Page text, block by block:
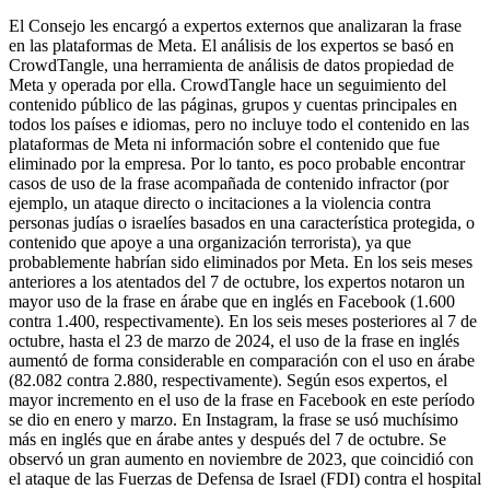
El Consejo les encargó a expertos externos que analizaran la frase
en las plataformas de Meta. El análisis de los expertos se basó en
CrowdTangle, una herramienta de análisis de datos propiedad de
Meta y operada por ella. CrowdTangle hace un seguimiento del
contenido público de las páginas, grupos y cuentas principales en
todos los países e idiomas, pero no incluye todo el contenido en las
plataformas de Meta ni información sobre el contenido que fue
eliminado por la empresa. Por lo tanto, es poco probable encontrar
casos de uso de la frase acompañada de contenido infractor (por
ejemplo, un ataque directo o incitaciones a la violencia contra
personas judías o israelíes basados en una característica protegida, o
contenido que apoye a una organización terrorista), ya que
probablemente habrían sido eliminados por Meta. En los seis meses
anteriores a los atentados del 7 de octubre, los expertos notaron un
mayor uso de la frase en árabe que en inglés en Facebook (1.600
contra 1.400, respectivamente). En los seis meses posteriores al 7 de
octubre, hasta el 23 de marzo de 2024, el uso de la frase en inglés
aumentó de forma considerable en comparación con el uso en árabe
(82.082 contra 2.880, respectivamente). Según esos expertos, el
mayor incremento en el uso de la frase en Facebook en este período
se dio en enero y marzo. En Instagram, la frase se usó muchísimo
más en inglés que en árabe antes y después del 7 de octubre. Se
observó un gran aumento en noviembre de 2023, que coincidió con
el ataque de las Fuerzas de Defensa de Israel (FDI) contra el hospital